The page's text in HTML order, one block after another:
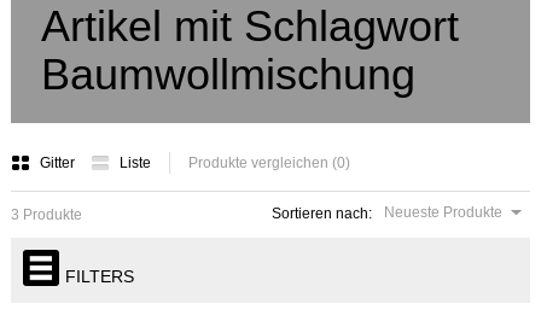
Artikel mit Schlagwort
Baumwollmischung
Gitter Liste Produkte vergleichen (0)
Sortieren nach: Neueste Produkte
3 Produkte
FILTERS